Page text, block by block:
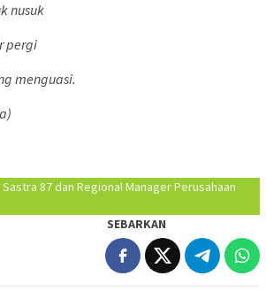
nusuk
pergi
menguasi.
87 dan Regional Manager Perusahaan
SEBARKAN